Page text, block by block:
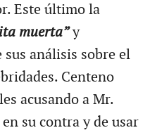
Este último la
muerta”y
análisis sobre el
Centeno
acusando a Mr.
su contra y de usar